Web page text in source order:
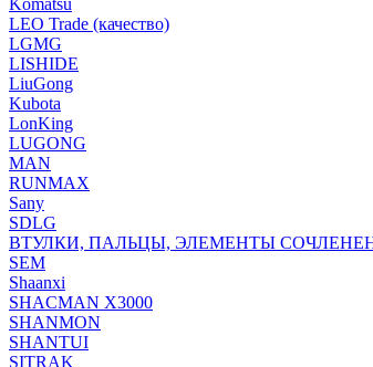
Komatsu
LEO Trade (качество)
LGMG
LISHIDE
LiuGong
Kubota
LonKing
LUGONG
MAN
RUNMAX
Sany
SDLG
ВТУЛКИ, ПАЛЬЦЫ, ЭЛЕМЕНТЫ
SEM
Shaanxi
SHACMAN X3000
SHANMON
SHANTUI
SITRAK